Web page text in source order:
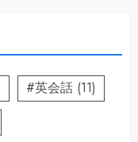
#英会話 (11)